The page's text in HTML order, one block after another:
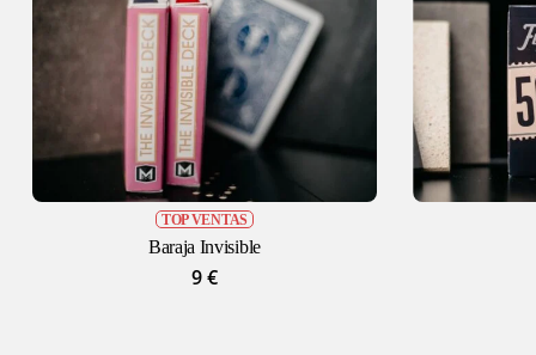
No hay productos en el carrito.
GO TO SHOP
TOP VENTAS
Baraja Invisible
9€